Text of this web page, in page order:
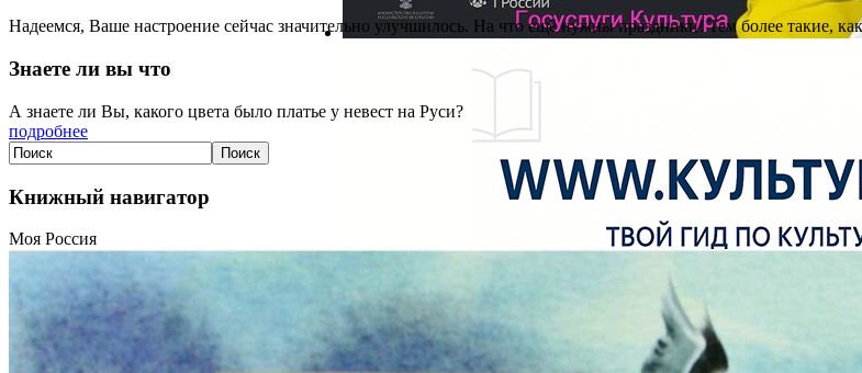
Надеемся, Ваше настроение сейчас значительно улучшилось. На что ещё нужны праздники! Тем более такие,
Знаете ли вы что
А знаете ли Вы, какого цвета было платье у невест на Руси?
подробнее
Книжный навигатор
Моя Россия